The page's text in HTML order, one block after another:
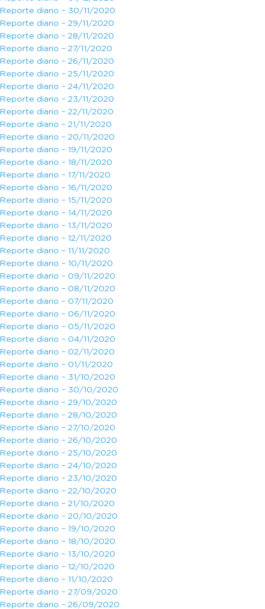
Reporte diario – 30/11/2020
Reporte diario – 29/11/2020
Reporte diario – 28/11/2020
Reporte diario – 27/11/2020
Reporte diario – 26/11/2020
Reporte diario – 25/11/2020
Reporte diario – 24/11/2020
Reporte diario – 23/11/2020
Reporte diario – 22/11/2020
Reporte diario – 21/11/2020
Reporte diario – 20/11/2020
Reporte diario – 19/11/2020
Reporte diario – 18/11/2020
Reporte diario – 17/11/2020
Reporte diario – 16/11/2020
Reporte diario – 15/11/2020
Reporte diario – 14/11/2020
Reporte diario – 13/11/2020
Reporte diario – 12/11/2020
Reporte diario – 11/11/2020
Reporte diario – 10/11/2020
Reporte diario – 09/11/2020
Reporte diario – 08/11/2020
Reporte diario – 07/11/2020
Reporte diario – 06/11/2020
Reporte diario – 05/11/2020
Reporte diario – 04/11/2020
Reporte diario – 02/11/2020
Reporte diario – 01/11/2020
Reporte diario – 31/10/2020
Reporte diario – 30/10/2020
Reporte diario – 29/10/2020
Reporte diario – 28/10/2020
Reporte diario – 27/10/2020
Reporte diario – 26/10/2020
Reporte diario – 25/10/2020
Reporte diario – 24/10/2020
Reporte diario – 23/10/2020
Reporte diario – 22/10/2020
Reporte diario – 21/10/2020
Reporte diario – 20/10/2020
Reporte diario – 19/10/2020
Reporte diario – 18/10/2020
Reporte diario – 13/10/2020
Reporte diario – 12/10/2020
Reporte diario – 11/10/2020
Reporte diario – 27/09/2020
Reporte diario – 26/09/2020